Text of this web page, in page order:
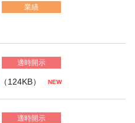
業績
適時開示
（124KB）
適時開示